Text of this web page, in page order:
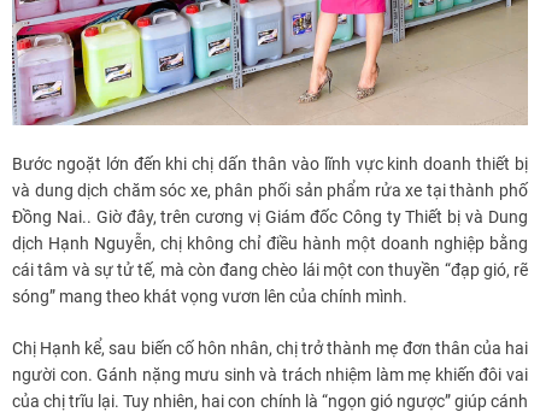
Bước ngoặt lớn đến khi chị dấn thân vào lĩnh vực kinh doanh thiết bị
và dung dịch chăm sóc xe, phân phối sản phẩm rửa xe tại thành phố
Đồng Nai.. Giờ đây, trên cương vị Giám đốc Công ty Thiết bị và Dung
dịch Hạnh Nguyễn, chị không chỉ điều hành một doanh nghiệp bằng
cái tâm và sự tử tế, mà còn đang chèo lái một con thuyền “đạp gió, rẽ
sóng” mang theo khát vọng vươn lên của chính mình.
Chị Hạnh kể, sau biến cố hôn nhân, chị trở thành mẹ đơn thân của hai
người con. Gánh nặng mưu sinh và trách nhiệm làm mẹ khiến đôi vai
của chị trĩu lại. Tuy nhiên, hai con chính là “ngọn gió ngược” giúp cánh